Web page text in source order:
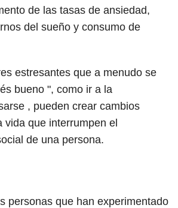
de las tasas de ansiedad,
del sueño y consumo de
estresantes que a menudo se
bueno ", como ir a la
, pueden crear cambios
vida que interrumpen el
de una persona.
personas que han experimentado